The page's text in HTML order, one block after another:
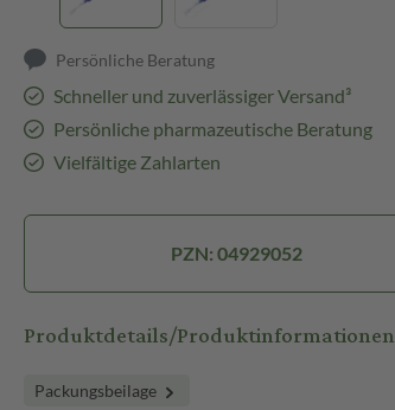
Persönliche Beratung
Schneller und zuverlässiger Versand³
Persönliche pharmazeutische Beratung
Vielfältige Zahlarten
PZN: 04929052
Produktdetails/Produktinformationen
Packungsbeilage